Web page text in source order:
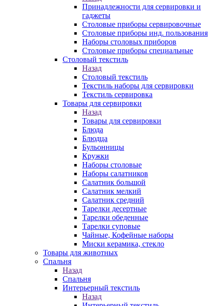
Принадлежности для сервировки и
гаджеты
Столовые приборы сервировочные
Столовые приборы инд. пользования
Наборы столовых приборов
Столовые приборы специальные
Столовый текстиль
Назад
Столовый текстиль
Текстиль наборы для сервировки
Текстиль сервировка
Товары для сервировки
Назад
Товары для сервировки
Блюда
Блюдца
Бульонницы
Кружки
Наборы столовые
Наборы салатников
Салатник большой
Салатник мелкий
Салатник средний
Тарелки десертные
Тарелки обеденные
Тарелки суповые
Чайные, Кофейные наборы
Миски керамика, стекло
Товары для животных
Спальня
Назад
Спальня
Интерьерный текстиль
Назад